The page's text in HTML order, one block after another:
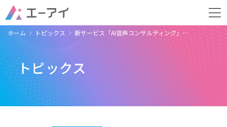
ホーム トピックス 新サービス「AI音声コンサルティング」…
トピックス